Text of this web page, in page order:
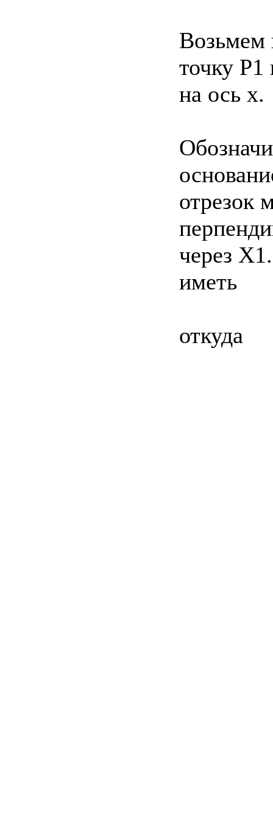
Возьмем
точку
на ось х.
отрезок
через
иметь
откуда